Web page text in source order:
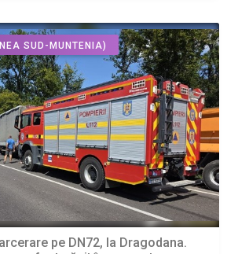
SUD-MUNTENIA)
pe DN72, la Dragodana.